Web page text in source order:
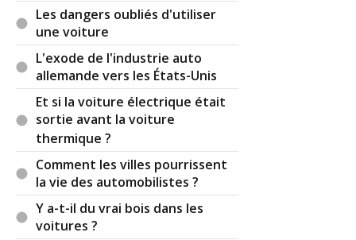
Les dangers oubliés d'utiliser
une voiture
L'exode de l'industrie auto
allemande vers les États-Unis
Et si la voiture électrique était
sortie avant la voiture
thermique ?
Comment les villes pourrissent
la vie des automobilistes ?
Y a-t-il du vrai bois dans les
voitures ?